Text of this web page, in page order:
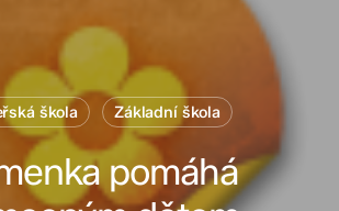
škola Základní škola
pomáhá